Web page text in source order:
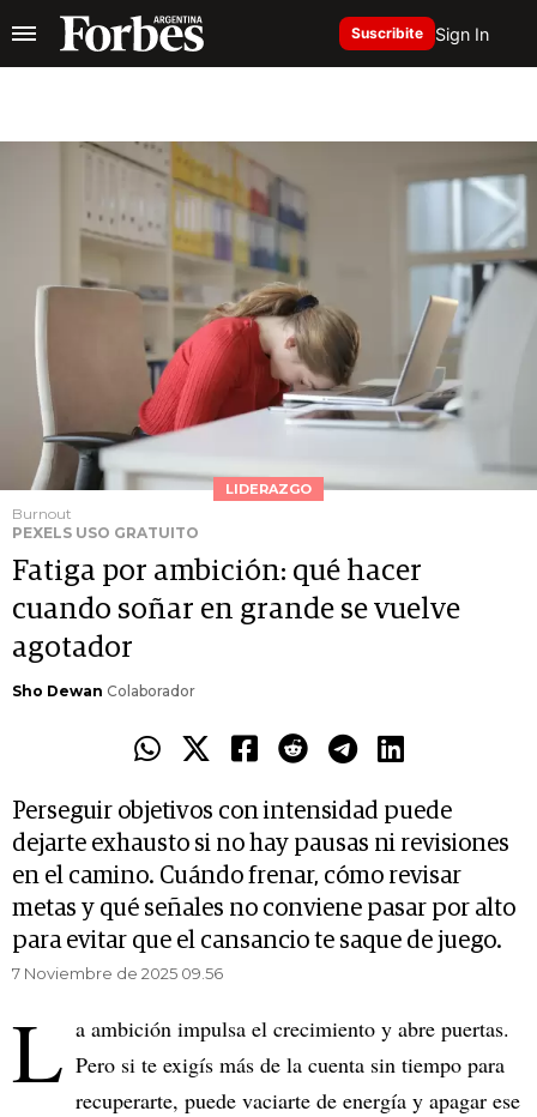
Suscribite Sign In
LIDERAZGO
Burnout
PEXELS USO GRATUITO
Fatiga por ambición: qué hacer
cuando soñar en grande se vuelve
agotador
Sho Dewan Colaborador
Perseguir objetivos con intensidad puede
dejarte exhausto si no hay pausas ni revisiones
en el camino. Cuándo frenar, cómo revisar
metas y qué señales no conviene pasar por alto
para evitar que el cansancio te saque de juego.
7 Noviembre de 2025 09.56
L a ambición impulsa el crecimiento y abre puertas.
Pero si te exigís más de la cuenta sin tiempo para
recuperarte, puede vaciarte de energía y apagar ese